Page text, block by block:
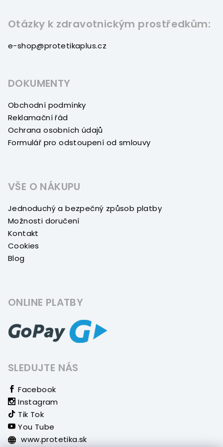
Otázky k zdravotnickým prostředkům:
e-shop@protetikaplus.cz
DOKUMENTY
Obchodní podmínky
Reklamační řád
Ochrana osobních údajů
Formulář pro odstoupení od smlouvy
VŠE O NÁKUPU
Jednoduchý a bezpečný způsob platby
Možnosti doručení
Kontakt
Cookies
Blog
ONLINE PLATBY
SLEDUJTE NÁS
Facebook
Instagram
Tik Tok
You Tube
www.protetika.sk